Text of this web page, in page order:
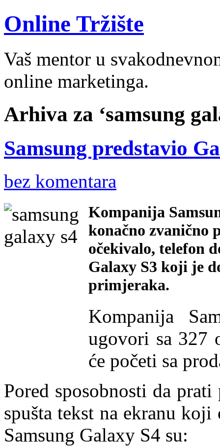
Online Tržište
Vaš mentor u
online marketinga.
Arhiva za ‘samsung
Samsung predstavio
bez komentara
Kompanija
konačno zvanično
očekivalo, telefon
Galaxy S3 koji je
primjeraka.
Kompanija
ugovori sa 327
će početi sa
Pored sposobnosti da
spušta tekst na ekranu
Samsung Galaxy S4 su: